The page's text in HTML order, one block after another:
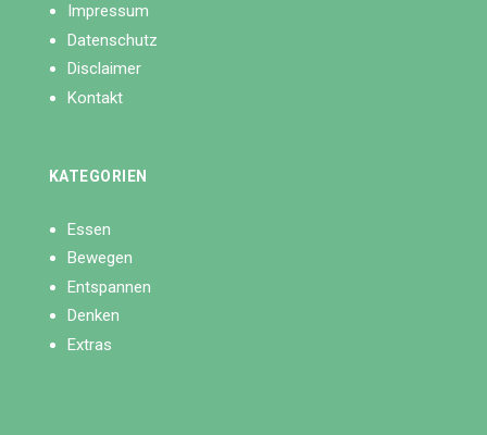
Impressum
Datenschutz
Disclaimer
Kontakt
KATEGORIEN
Essen
Bewegen
Entspannen
Denken
Extras